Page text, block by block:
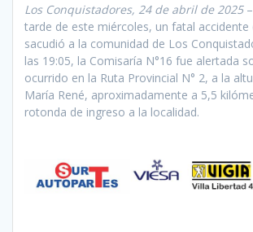
Los Conquistadores, 24 de abril de 2025–
tarde de este miércoles, un fatal accidente
sacudió a la comunidad de Los
las 19:05, la Comisaría N°16 fue alertada
ocurrido en la Ruta Provincial N° 2, a la
María René, aproximadamente a 5,5
rotonda de ingreso a la localidad.